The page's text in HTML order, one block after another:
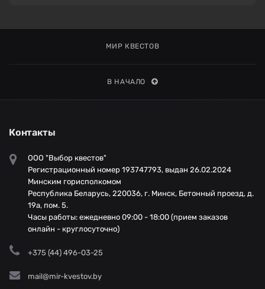
МИР КВЕСТОВ
В НАЧАЛО
Контакты
ООО "Выбор квестов"
Регистрационный номер 193747793, выдан 26.02.2024
Минским горисполкомом
Республика Беларусь, 220036, г. Минск, Бетонный проезд, д.
19а, пом. 5.
Часы работы: ежедневно 09:00 - 18:00 (прием заказов
онлайн - круглосуточно)
+375 (44) 496-03-25
mail@mir-kvestov.by